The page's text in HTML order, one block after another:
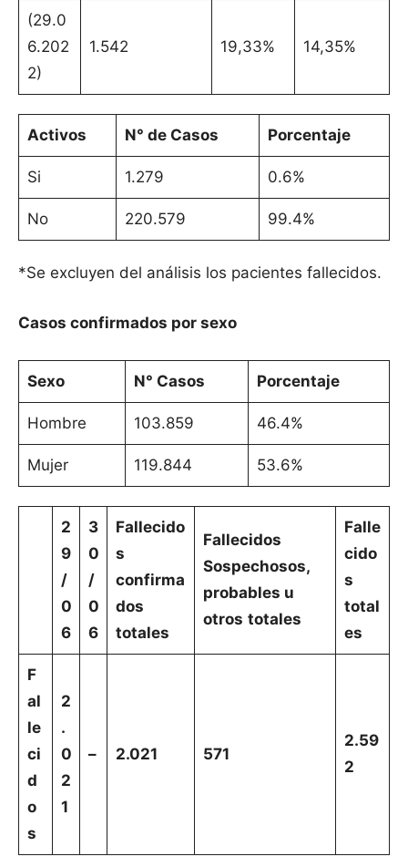
(29.0
6.202
2)
1.542 19,33% 14,35%
Activos N° de Casos Porcentaje
Si 1.279 0.6%
No 220.579 99.4%
*Se excluyen del análisis los pacientes fallecidos.
Casos confirmados por sexo
Sexo N° Casos Porcentaje
Hombre 103.859 46.4%
Mujer 119.844 53.6%
2
9
/
0
6
3
0
/
0
6
Fallecido
s
confirma
dos
totales
Fallecidos
Sospechosos,
probables u
otros totales
Falle
cido
s
total
es
F
al
le
ci
d
o
s
2
.
0
2
1
– 2.021 571
2.59
2